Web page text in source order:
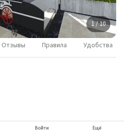
1 / 10
Отзывы Правила Удобства
Войти Ещё